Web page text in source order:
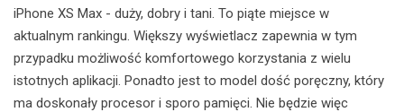
iPhone XS Max - duży, dobry i tani. To piąte miejsce w
aktualnym rankingu. Większy wyświetlacz zapewnia w tym
przypadku możliwość komfortowego korzystania z wielu
istotnych aplikacji. Ponadto jest to model dość poręczny, który
ma doskonały procesor i sporo pamięci. Nie będzie więc